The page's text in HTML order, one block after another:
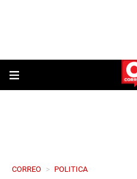
CORREO > POLITICA